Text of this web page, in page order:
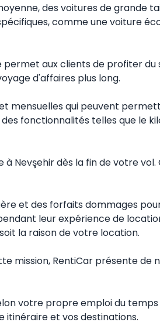
des voitures de grande
comme une voiture
aux clients de profiter du
d'affaires plus long.
mensuelles qui peuvent
fonctionnalités telles que le
à Nevşehir dès la fin de votre
et des forfaits dommages
leur expérience de
la raison de votre location.
mission, RentiCar présente de
votre propre emploi du
itinéraire et vos destinations.